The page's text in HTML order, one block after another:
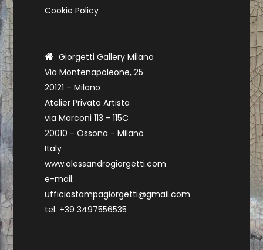
Cookie Policy
Giorgetti Gallery Milano
Via Montenapoleone, 25
20121 – Milano
Atelier Privata Artista
via Marconi 113 - 115C
20010 - Ossona - Milano
Italy
www.alessandrogiorgetti.com
e-mail:
ufficiostampagiorgetti@gmail.com
tel. +39 3497556535